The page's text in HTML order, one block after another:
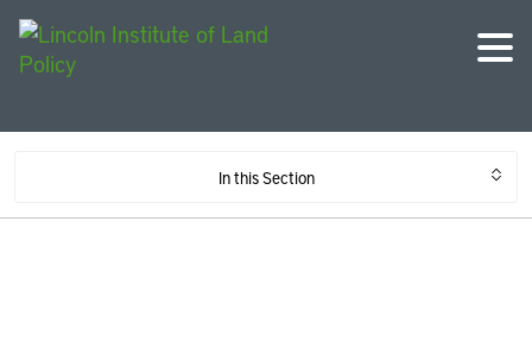
In this Section